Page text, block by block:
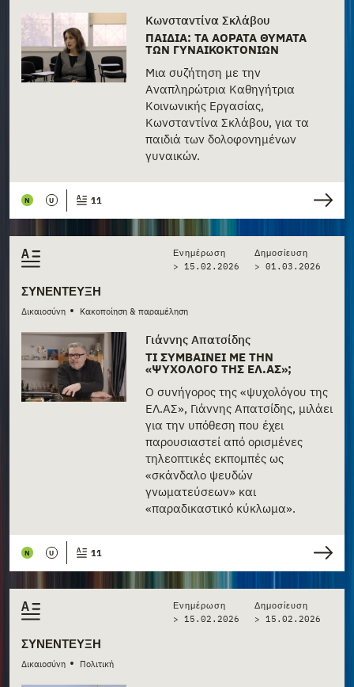
Κωνσταντίνα Σκλάβου
ΠΑΙΔΙΆ: ΤΑ ΑΌΡΑΤΑ ΘΎΜΑΤΑ
ΤΩΝ ΓΥΝΑΙΚΟΚΤΟΝΙΏΝ
Μια συζήτηση με την
Αναπληρώτρια Καθηγήτρια
Κοινωνικής Εργασίας,
Κωνσταντίνα Σκλάβου, για τα
παιδιά των δολοφονημένων
γυναικών.
N U 11
ΣΥΝΈΝΤΕΥΞΗ
Δικαιοσύνη • Κακοποίηση & παραμέληση
Ενημέρωση
> 15.02.2026
Δημοσίευση
> 01.03.2026
Γιάννης Απατσίδης
ΤΙ ΣΥΜΒΑΊΝΕΙ ΜΕ ΤΗΝ
«ΨΥΧΟΛΌΓΟ ΤΗΣ ΕΛ.ΑΣ»;
Ο συνήγορος της «ψυχολόγου της
ΕΛ.ΑΣ», Γιάννης Απατσίδης, μιλάει
για την υπόθεση που έχει
παρουσιαστεί από ορισμένες
τηλεοπτικές εκπομπές ως
«σκάνδαλο ψευδών
γνωματεύσεων» και
«παραδικαστικό κύκλωμα».
N U 11
ΣΥΝΈΝΤΕΥΞΗ
Δικαιοσύνη • Πολιτική
Ενημέρωση
> 15.02.2026
Δημοσίευση
> 15.02.2026